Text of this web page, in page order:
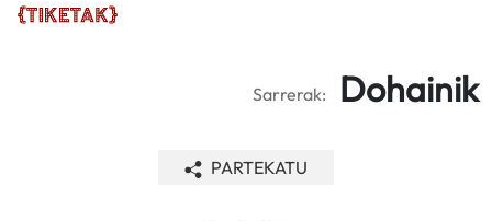
Sarrerak: Dohainik
PARTEKATU